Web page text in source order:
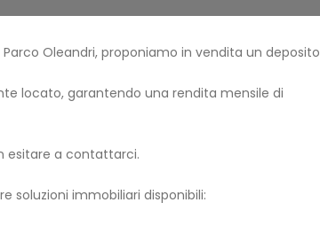
Oleandri, proponiamo in vendita un deposito
locato, garantendo una rendita mensile di
esitare a contattarci.
soluzioni immobiliari disponibili: